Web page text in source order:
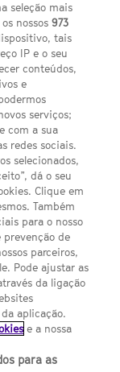
seleção mais
nossos973
tais
IP e o seu
conteúdos,
e
serviços;
com a sua
redes sociais.
selecionados,
dá o seu
Clique em
Também
para o nosso
de
parceiros,
Pode ajustar as
da ligação
aplicação.
e a nossa
para as